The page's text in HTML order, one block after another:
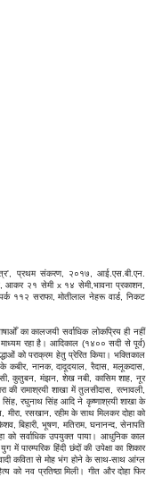
प्रथम संकरण, २०१७, आई.एस.बी.एन.
२१ सेमी x १४ सेमी,भावना प्रकाशन,
११२ सराफा, मोतीलाल नेहरू वार्ड, निकट
का कालजयी सर्वाधिक लोकप्रिय ही नहीं
माध्यम रहा है। आदिकाल (१४०० सदी से पूर्व)
को पराक्रम हेतु प्रेरित किया। भक्तिकाल
के कबीर, नानक, दादूदयाल, रैदास, मलूकदास,
कुतुबन, मंझन, शेख नबी, कासिम शाह, नूर
रामाश्रयी शाखा में तुलसीदास, रत्नावली,
सिंह, रघुनाथ सिंह आदि ने कृष्णाश्रयी शाखा के
मीरा, रसखान, रहीम के साथ मिलकर दोहा को
बिहारी, भूषण, मतिराम, घनानन्द, सेनापति
को सर्वाधिक उपयुक्त पाया। आधुनिक काल
में पारम्परिक हिंदी छंदों की उपेक्षा का शिकार
कविता से मोह भंग होने के साथ-साथ आंग्ल
को नव प्रतिष्ठा मिली। गीत और दोहा फिर